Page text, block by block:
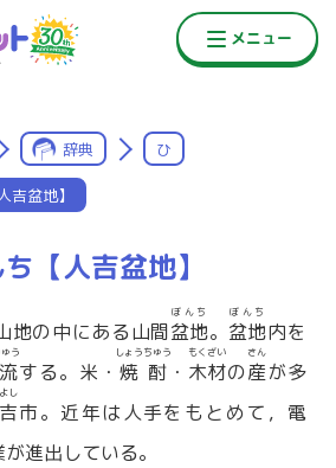
辞典 ひ
吉盆地】
【人吉盆地】
地の中にある山間盆地
ぼんち
。 盆地
ぼんち
内を
う
する。米・ 焼酎
しょうちゅう
・ 木材
もくざい
の産
さん
が多
し
市。近年は人手をもとめて，電
進出している。